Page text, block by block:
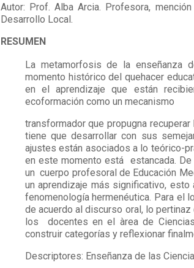
Autor: Prof. Alba Arcia. Profesora,
Desarrollo Local.
RESUMEN
La metamorfosis de la enseñanza
momento histórico del quehacer
en el aprendizaje que están
ecoformación como un mecanismo
transformador que propugna
tiene que desarrollar con sus
ajustes están asociados a lo teórico-
en este momento está estancada.
un cuerpo profesoral de Educación
un aprendizaje más significativo,
fenomenología hermenéutica. Para el
de acuerdo al discurso oral, lo
los docentes en el àrea de
construir categorías y reflexionar
Descriptores: Enseñanza de las